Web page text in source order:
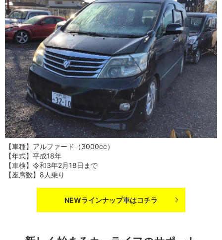
【車種】アルファード（3000cc）
【年式】平成18年
【車検】令和3年2月18日まで
【座席数】8人乗り
NEWラインナップ車はコチラ